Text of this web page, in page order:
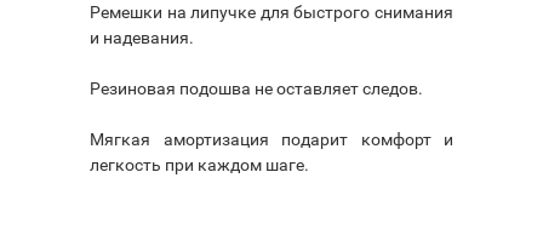
Ремешки на липучке для быстрого снимания
и надевания.
Резиновая подошва не оставляет следов.
Мягкая амортизация подарит комфорт и
легкость при каждом шаге.